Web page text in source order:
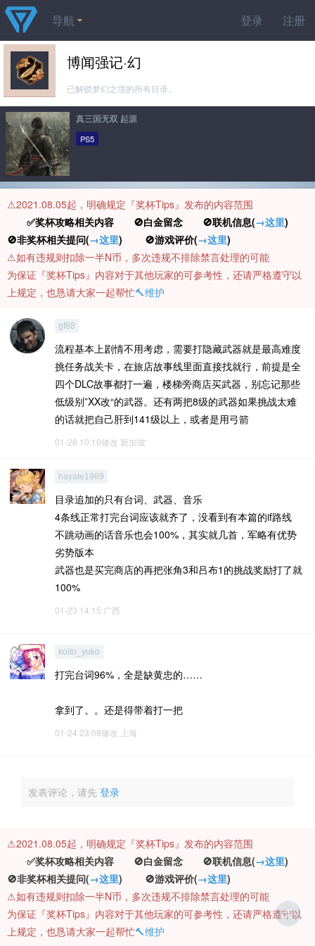
登录 注册
导航
博闻强记·幻
已解锁梦幻之境的所有目录。
真三国无双 起源
PS5
⚠️2021.08.05起，明确规定『奖杯Tips』发布的内容范围
✅奖杯攻略相关内容 🚫白金留念 🚫联机信息(→这里)
🚫非奖杯相关提问(→这里) 🚫游戏评价(→这里)
⚠️如有违规则扣除一半N币，多次违规不排除禁言处理的可能
为保证『奖杯Tips』内容对于其他玩家的可参考性，还请严格遵守以
上规定，也恳请大家一起帮忙🔨维护
gf88
流程基本上剧情不用考虑，需要打隐藏武器就是最高难度
挑任务战关卡，在旅店故事线里面直接找就行，前提是全
四个DLC故事都打一遍，楼梯旁商店买武器，别忘记那些
低级别”XX改“的武器。还有两把8级的武器如果挑战太难
的话就把自己肝到141级以上，或者是用弓箭
01-28 10:10修改 新加坡
hayate1989
目录追加的只有台词、武器、音乐
4条线正常打完台词应该就齐了，没看到有本篇的if路线
不跳动画的话音乐也会100%，其实就几首，军略有优势
劣势版本
武器也是买完商店的再把张角3和吕布1的挑战奖励打了就
100%
01-23 14:15 广西
koito_yuko
打完台词96%，全是缺黄忠的……
拿到了。。还是得带着打一把
01-24 23:08修改 上海
发表评论，请先 登录
⚠️2021.08.05起，明确规定『奖杯Tips』发布的内容范围
✅奖杯攻略相关内容 🚫白金留念 🚫联机信息(→这里)
🚫非奖杯相关提问(→这里) 🚫游戏评价(→这里)
⚠️如有违规则扣除一半N币，多次违规不排除禁言处理的可能
为保证『奖杯Tips』内容对于其他玩家的可参考性，还请严格遵守以
上规定，也恳请大家一起帮忙🔨维护
T